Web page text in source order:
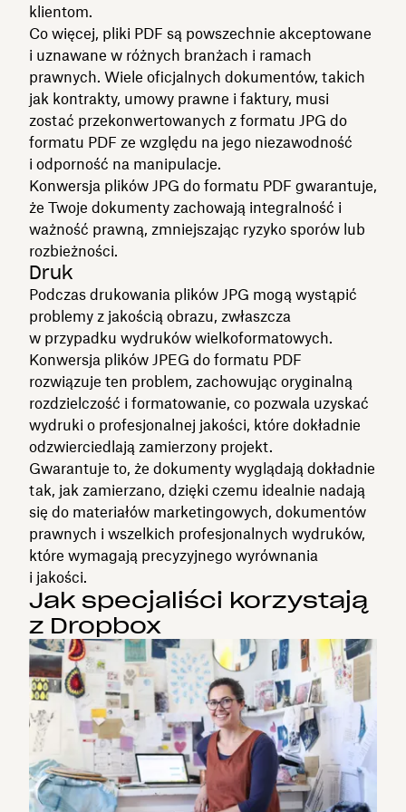
klientom.
Co więcej, pliki PDF są powszechnie akceptowane
i uznawane w różnych branżach i ramach
prawnych. Wiele oficjalnych dokumentów, takich
jak kontrakty, umowy prawne i faktury, musi
zostać przekonwertowanych z formatu JPG do
formatu PDF ze względu na jego niezawodność
i odporność na manipulacje.
Konwersja plików JPG do formatu PDF gwarantuje,
że Twoje dokumenty zachowają integralność i
ważność prawną, zmniejszając ryzyko sporów lub
rozbieżności.
Druk
Podczas drukowania plików JPG mogą wystąpić
problemy z jakością obrazu, zwłaszcza
w przypadku wydruków wielkoformatowych.
Konwersja plików JPEG do formatu PDF
rozwiązuje ten problem, zachowując oryginalną
rozdzielczość i formatowanie, co pozwala uzyskać
wydruki o profesjonalnej jakości, które dokładnie
odzwierciedlają zamierzony projekt.
Gwarantuje to, że dokumenty wyglądają dokładnie
tak, jak zamierzano, dzięki czemu idealnie nadają
się do materiałów marketingowych, dokumentów
prawnych i wszelkich profesjonalnych wydruków,
które wymagają precyzyjnego wyrównania
i jakości.
Jak specjaliści korzystają
z Dropbox